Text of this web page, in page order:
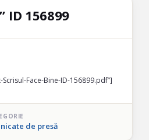
ID 156899
Face-Bine-ID-156899.pdf”]
de presă